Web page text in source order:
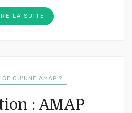
LA SUITE
CE QU'UNE AMAP ?
: AMAP